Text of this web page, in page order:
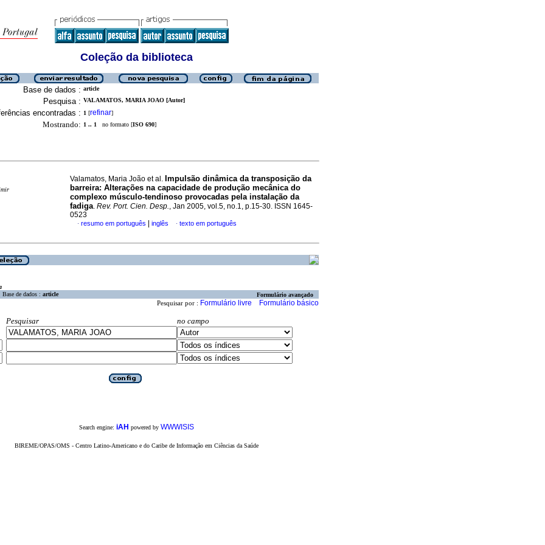
Coleção da biblioteca
Base de dados : article
Pesquisa : VALAMATOS, MARIA JOAO [Autor]
encontradas : 1 [refinar]
Mostrando: 1 .. 1 no formato [ISO 690]
Valamatos, Maria João et al. Impulsão dinâmica da transposição da
barreira: Alterações na capacidade de produção mecânica do
complexo músculo-tendinoso provocadas pela instalação da
fadiga. Rev. Port. Cien. Desp., Jan 2005, vol.5, no.1, p.15-30. ISSN 1645-
0523
· resumo em português inglês · texto em português
Base de dados : article Formulário avançado
Pesquisar por : Formulário livre Formulário básico
Pesquisar
no campo
Search engine: iAH powered by WWWISIS
BIREME/OPAS/OMS - Centro Latino-Americano e do Caribe de Informação em Ciências da Saúde